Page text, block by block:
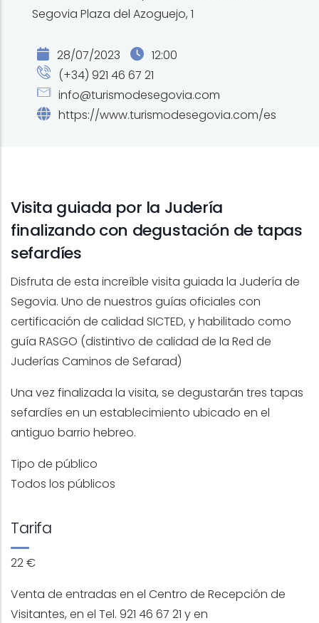
Segovia Plaza del Azoguejo, 1
28/07/2023
12:00
(+34) 921 46 67 21
info@turismodesegovia.com
https://www.turismodesegovia.com/es
Visita guiada por la Judería
finalizando con degustación de tapas
sefardíes
Disfruta de esta increíble visita guiada la Judería de
Segovia. Uno de nuestros guías oficiales con
certificación de calidad SICTED, y habilitado como
guía RASGO (distintivo de calidad de la Red de
Juderías Caminos de Sefarad)
Una vez finalizada la visita, se degustarán tres tapas
sefardíes en un establecimiento ubicado en el
antiguo barrio hebreo.
Tipo de público
Todos los públicos
Tarifa
22 €
Venta de entradas en el Centro de Recepción de
Visitantes, en el Tel. 921 46 67 21 y en